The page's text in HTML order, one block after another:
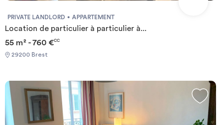
PRIVATE LANDLORD APPARTEMENT
Location de particulier à particulier à...
55 m² - 760 €CC
29200 Brest